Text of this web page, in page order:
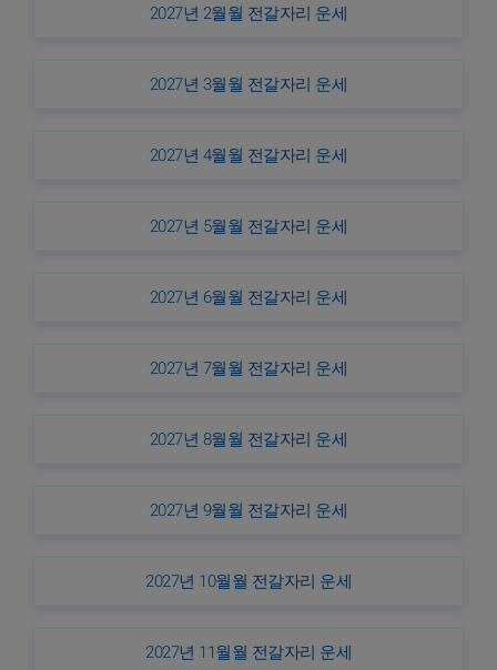
2027년 2월월 전갈자리 운세
2027년 3월월 전갈자리 운세
2027년 4월월 전갈자리 운세
2027년 5월월 전갈자리 운세
2027년 6월월 전갈자리 운세
2027년 7월월 전갈자리 운세
2027년 8월월 전갈자리 운세
2027년 9월월 전갈자리 운세
2027년 10월월 전갈자리 운세
2027년 11월월 전갈자리 운세